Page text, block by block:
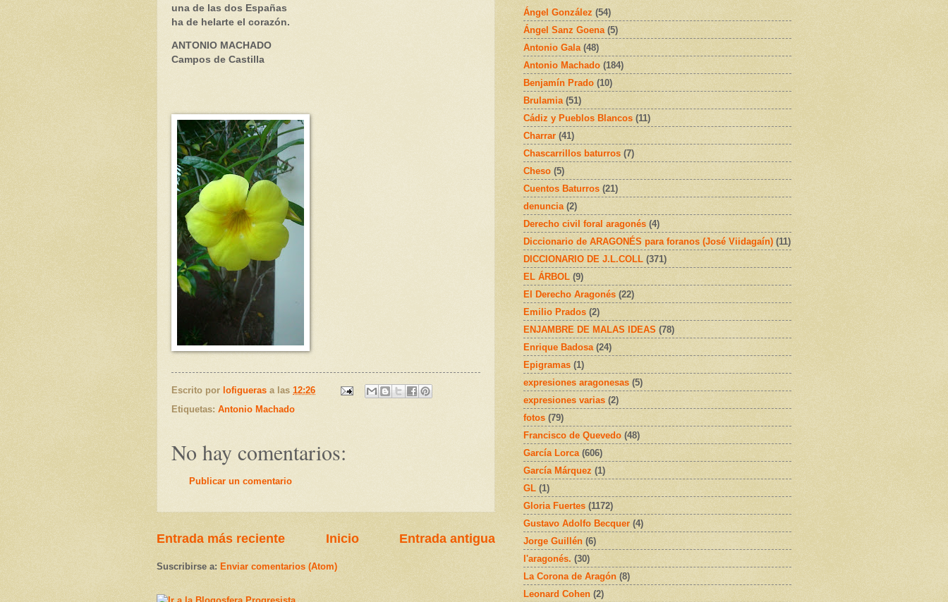
una de las dos Españas
ha de helarte el corazón.
ANTONIO MACHADO
Campos de Castilla
Escrito por lofigueras a las 12:26
Etiquetas: Antonio Machado
No hay comentarios:
Publicar un comentario
Entrada más reciente Entrada antigua
Inicio
Suscribirse a: Enviar comentarios (Atom)
Ángel González (54)
Ángel Sanz Goena (5)
Antonio Gala (48)
Antonio Machado (184)
Benjamín Prado (10)
Brulamia (51)
Cádiz y Pueblos Blancos (11)
Charrar (41)
Chascarrillos baturros (7)
Cheso (5)
Cuentos Baturros (21)
denuncia (2)
Derecho civil foral aragonés (4)
Diccionario de ARAGONÉS para foranos (José Viidagaín) (11)
DICCIONARIO DE J.L.COLL (371)
EL ÁRBOL (9)
El Derecho Aragonés (22)
Emilio Prados (2)
ENJAMBRE DE MALAS IDEAS (78)
Enrique Badosa (24)
Epigramas (1)
expresiones aragonesas (5)
expresiones varias (2)
fotos (79)
Francisco de Quevedo (48)
García Lorca (606)
García Márquez (1)
GL (1)
Gloria Fuertes (1172)
Gustavo Adolfo Becquer (4)
Jorge Guillén (6)
l'aragonés. (30)
La Corona de Aragón (8)
Leonard Cohen (2)